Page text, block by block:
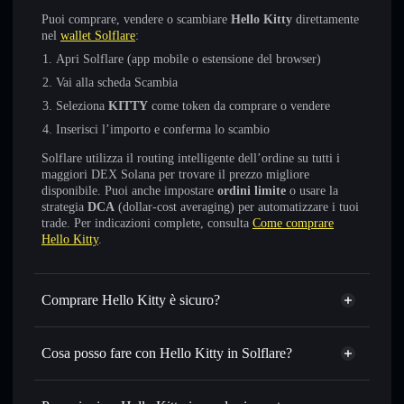
Puoi comprare, vendere o scambiare Hello Kitty direttamente
nel wallet Solflare:
Apri Solflare (app mobile o estensione del browser)
Vai alla scheda Scambia
Seleziona KITTY come token da comprare o vendere
Inserisci l’importo e conferma lo scambio
Solflare utilizza il routing intelligente dell’ordine su tutti i
maggiori DEX Solana per trovare il prezzo migliore
disponibile. Puoi anche impostare ordini limite o usare la
strategia DCA (dollar-cost averaging) per automatizzare i tuoi
trade. Per indicazioni complete, consulta Come comprare
Hello Kitty.
Comprare Hello Kitty è sicuro?
Hello Kitty token verificato
Cosa posso fare con Hello Kitty in Solflare?
Hello Kitty
wallet Solflare